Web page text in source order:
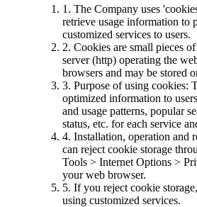
1. The Company uses
retrieve usage information to
customized services to users.
2. Cookies are small pieces
server (http) operating the
browsers and may be stored
3. Purpose of using cookies:
optimized information to
and usage patterns, popular
status, etc. for each service
4. Installation, operation and
can reject cookie storage
Tools > Internet Options >
your web browser.
5. If you reject cookie
using customized services.